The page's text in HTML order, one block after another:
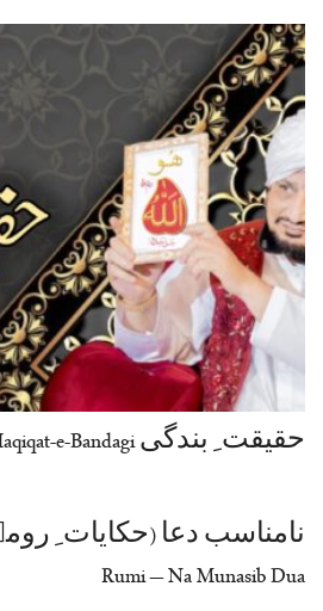
حقیقت ِ بندگی Haqiqat-e-Bandagi
نامناسب دعا (حکایات
Rumi – Na Munasib Dua